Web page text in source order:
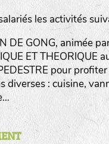
les activités
DE GONG, animée
ET
pour
diverses : cuisine,